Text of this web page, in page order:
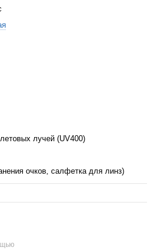
лучей (UV400)
очков, салфетка для линз)